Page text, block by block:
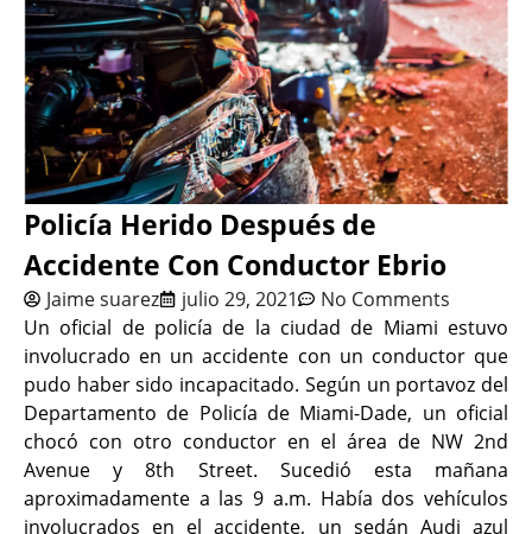
Policía Herido Después de
Accidente Con Conductor Ebrio
Jaime suarez julio 29, 2021
No Comments
Un oficial de policía de la ciudad de Miami estuvo
involucrado en un accidente con un conductor que
pudo haber sido incapacitado. Según un portavoz del
Departamento de Policía de Miami-Dade, un oficial
chocó con otro conductor en el área de NW 2nd
Avenue y 8th Street. Sucedió esta mañana
aproximadamente a las 9 a.m. Había dos vehículos
involucrados en el accidente, un sedán Audi azul